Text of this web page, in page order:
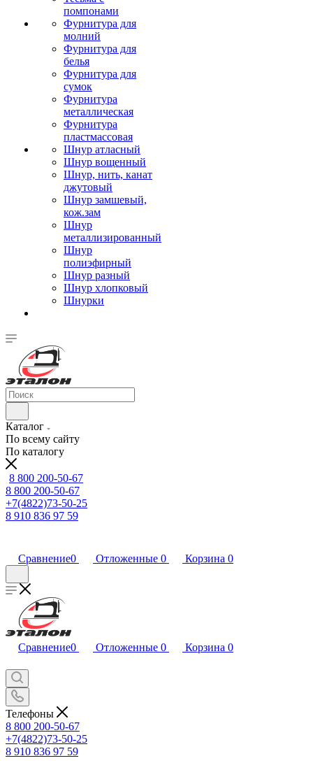
помпонами
Фурнитура для
молний
Фурнитура для
белья
Фурнитура для
сумок
Фурнитура
металлическая
Фурнитура
пластмассовая
Шнур атласный
Шнур вощенный
Шнур, нить, канат
джутовый
Шнур замшевый,
кож.зам
Шнур
металлизированный
Шнур
полиэфирный
Шнур разный
Шнур хлопковый
Шнурки
Каталог
По всему сайту
По каталогу
8 800 200-50-67
8 800 200-50-67
+7(4822)73-50-25
8 910 836 97 59
Сравнение0 Отложенные 0 Корзина 0
Сравнение0 Отложенные 0 Корзина 0
Телефоны
8 800 200-50-67
+7(4822)73-50-25
8 910 836 97 59